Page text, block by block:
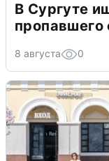
В Сургуте
пропавшего
8 августа 0